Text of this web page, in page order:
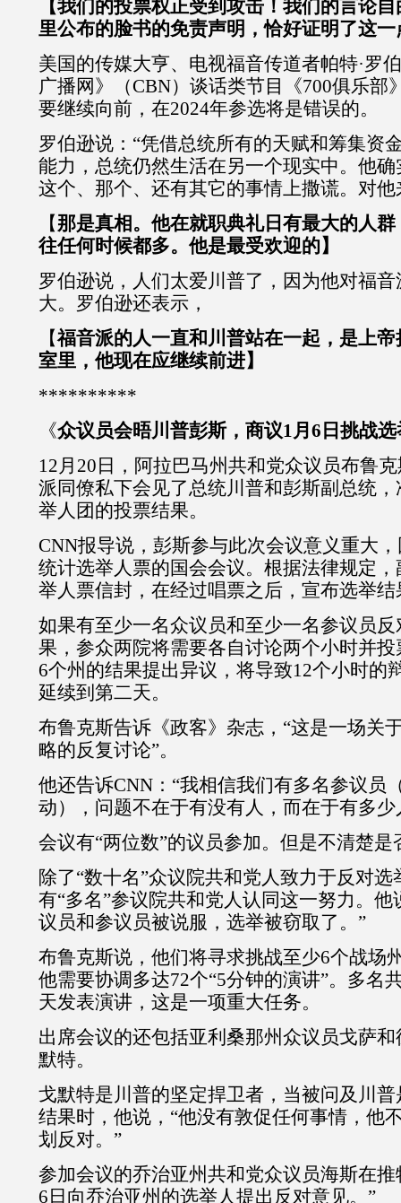
【我们的投票权正受到攻击！我们的言论
里公布的脸书的免责声明，恰好证明了这一
美国的传媒大亨、电视福音传道者帕特·罗
广播网》（CBN）谈话类节目《700俱乐部
要继续向前，在2024年参选将是错误的。
罗伯逊说：“凭借总统所有的天赋和筹集资
能力，总统仍然生活在另一个现实中。他
这个、那个、还有其它的事情上撒谎。对他
【那是真相。他在就职典礼日有最大的人
往任何时候都多。他是最受欢迎的】
罗伯逊说，人们太爱川普了，因为他对福
大。罗伯逊还表示，
【福音派的人一直和川普站在一起，是上
室里，他现在应继续前进】
**********
《众议员会晤川普彭斯，商议1月6日挑战
12月20日，阿拉巴马州共和党众议员布鲁
派同僚私下会见了总统川普和彭斯副总统
举人团的投票结果。
CNN报导说，彭斯参与此次会议意义重大
统计选举人票的国会会议。根据法律规定
举人票信封，在经过唱票之后，宣布选举结
如果有至少一名众议员和至少一名参议员
果，参众两院将需要各自讨论两个小时并
6个州的结果提出异议，将导致12个小时的
延续到第二天。
布鲁克斯告诉《政客》杂志，“这是一场关
略的反复讨论”。
他还告诉CNN：“我相信我们有多名参议员
动），问题不在于有没有人，而在于有多少
会议有“两位数”的议员参加。但是不清楚
除了“数十名”众议院共和党人致力于反对
有“多名”参议院共和党人认同这一努力。他
议员和参议员被说服，选举被窃取了。”
布鲁克斯说，他们将寻求挑战至少6个战场
他需要协调多达72个“5分钟的演讲”。多名
天发表演讲，这是一项重大任务。
出席会议的还包括亚利桑那州众议员戈萨
默特。
戈默特是川普的坚定捍卫者，当被问及川
结果时，他说，“他没有敦促任何事情，他
划反对。”
参加会议的乔治亚州共和党众议员海斯在
6日向乔治亚州的选举人提出反对意见。”